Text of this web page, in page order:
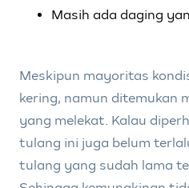
Masih ada daging
Meskipun mayoritas
kering, namun ditemukan
yang melekat. Kalau
tulang ini juga belum
tulang yang sudah lama